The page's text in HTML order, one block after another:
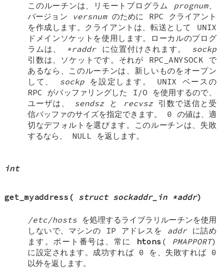
このルーチンは、リモートプログラム prognum、
バージョン
versnumのために RPC クライアント
を作成します。クライアントは、転送として UNIX
ドメインソケットを使用します。ローカルのプログ
ラムは、
*raddrに位置付けされます。 sockp
引数は、ソケットです。それが RPC_ANYSOCKで
あるなら、このルーチンは、新しいものをオープン
して、 sockpを設定します。 UNIX ベースの
RPC がバッファリングした I/O を使用するので、
ユーザは、 sendszと recvsz引数で送信と受
信バッファのサイズを指定できます。 0 の値は、適
切なデフォルトを選びます。このルーチンは、失敗
するなら、 NULL を返します。
int
get_myaddress ( struct sockaddr_in *addr)
/etc/hostsを処理するライブラリルーチンを使用
しないで、マシンの IP アドレスを addrに詰め
ます。ポート番号は、常に htons ( PMAPPORT)
に設定されます。成功すれば 0 を、失敗すれば 0
以外を返します。